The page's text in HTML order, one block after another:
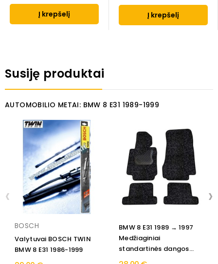
Į krepšelį Į krepšelį
Susiję produktai
AUTOMOBILIO METAI: BMW 8 E31 1989-1999
BOSCH
Valytuvai BOSCH TWIN
BMW 8 E31 1986-1999
BMW 8 E31 1989 → 1997
Medžiaginiai
standartinės dangos...
‹ ›